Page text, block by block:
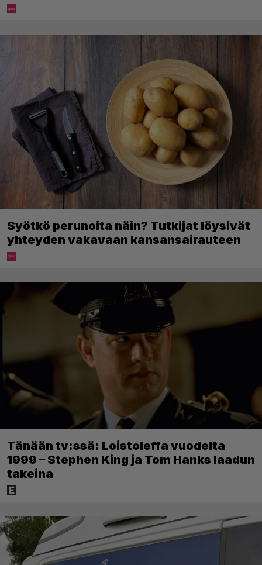
Syötkö perunoita näin? Tutkijat löysivät
yhteyden vakavaan kansansairauteen
Tänään tv:ssä: Loistoleffa vuodelta
1999 – Stephen King ja Tom Hanks laadun
takeina